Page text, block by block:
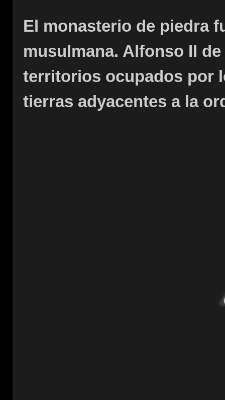
El monasterio de piedra
musulmana. Alfonso II
territorios ocupados por
tierras adyacentes a la